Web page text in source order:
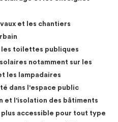
et les chantiers
toilettes publiques
notamment sur les
les lampadaires
dans l'espace public
et l'isolation des bâtiments
accessible pour tout type